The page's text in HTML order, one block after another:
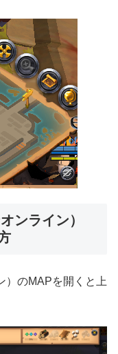
ンライン）
）のMAPを開くと上